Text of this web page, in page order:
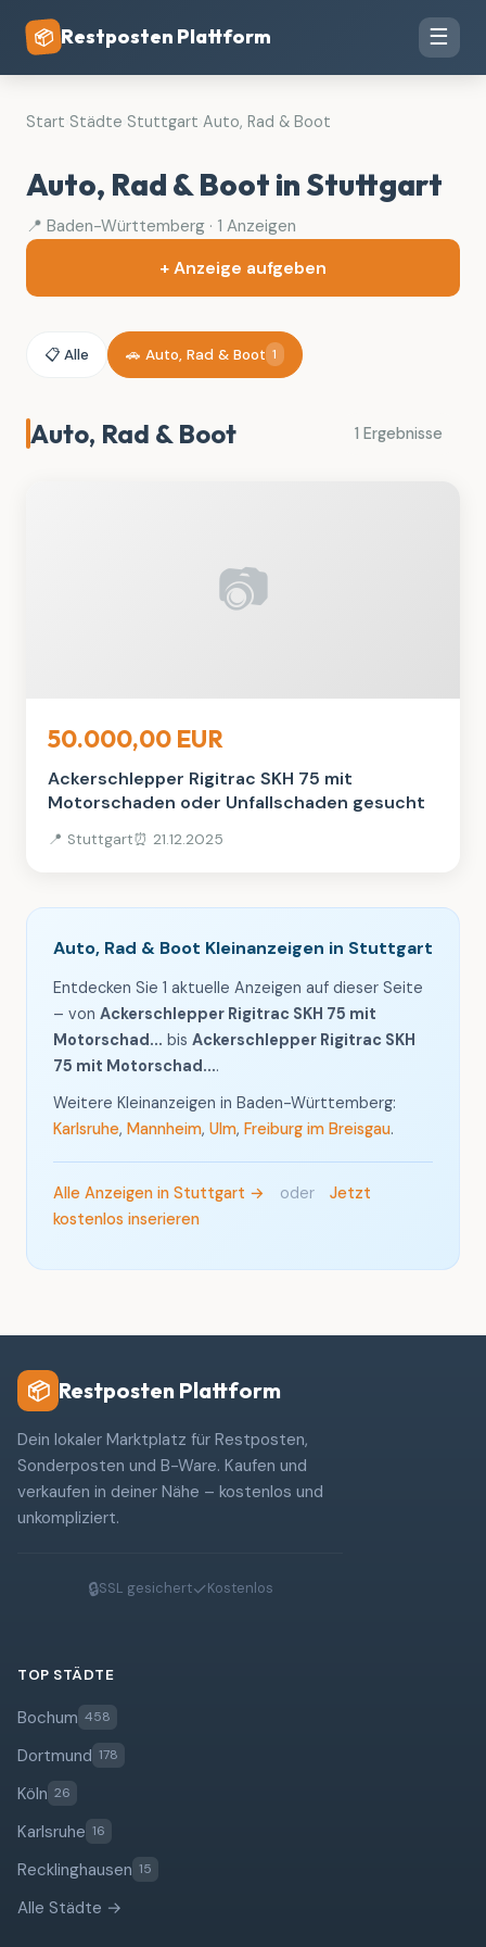
📦 Restposten Plattform ☰
Start Städte Stuttgart Auto, Rad & Boot
Auto, Rad & Boot in Stuttgart
📍 Baden-Württemberg · 1 Anzeigen
+ Anzeige aufgeben
📋 Alle 🚗 Auto, Rad & Boot 1
Auto, Rad & Boot 1 Ergebnisse
📷
50.000,00 EUR
Ackerschlepper Rigitrac SKH 75 mit
Motorschaden oder Unfallschaden gesucht
📍 Stuttgart⏰ 21.12.2025
Auto, Rad & Boot Kleinanzeigen in Stuttgart
Entdecken Sie 1 aktuelle Anzeigen auf dieser Seite
– von Ackerschlepper Rigitrac SKH 75 mit
Motorschad... bis Ackerschlepper Rigitrac SKH
75 mit Motorschad....
Weitere Kleinanzeigen in Baden-Württemberg:
Karlsruhe, Mannheim, Ulm, Freiburg im Breisgau.
Alle Anzeigen in Stuttgart → oder
Jetzt
kostenlos inserieren
📦 Restposten Plattform
Dein lokaler Marktplatz für Restposten,
Sonderposten und B-Ware. Kaufen und
verkaufen in deiner Nähe – kostenlos und
unkompliziert.
🔒SSL gesichert✓Kostenlos
TOP STÄDTE
Bochum 458
Dortmund 178
Köln 26
Karlsruhe 16
Recklinghausen 15
Alle Städte →